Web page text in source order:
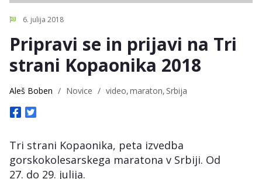
6. julija 2018
Pripravi se in prijavi na Tri
strani Kopaonika 2018
Aleš Boben / Novice / video maraton Srbija
Tri strani Kopaonika, peta izvedba
gorskokolesarskega maratona v Srbiji. Od
27. do 29. julija.